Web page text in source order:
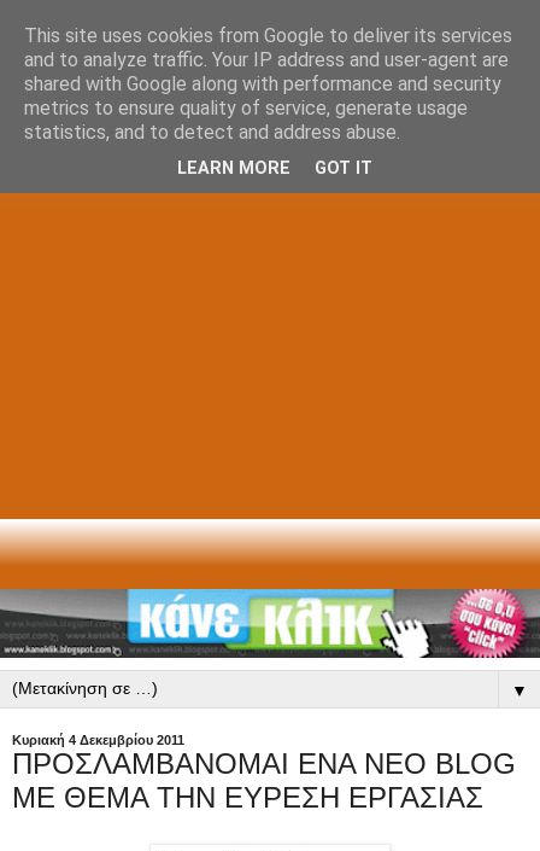
▼
Κυριακή 4 Δεκεμβρίου 2011
ΠΡΟΣΛΑΜΒΑΝΟΜΑΙ ΕΝΑ ΝΕΟ BLOG
ΜΕ ΘΕΜΑ ΤΗΝ ΕΥΡΕΣΗ ΕΡΓΑΣΙΑΣ
This site uses cookies from Google to deliver its services
and to analyze traffic. Your IP address and user-agent are
shared with Google along with performance and security
metrics to ensure quality of service, generate usage
statistics, and to detect and address abuse.
LEARN MORE GOT IT